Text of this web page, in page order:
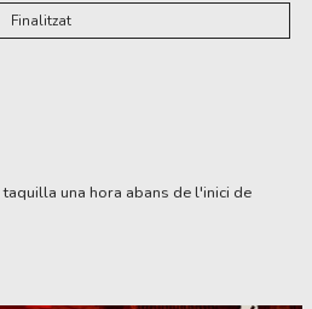
Finalitzat
una hora abans de l'inici de